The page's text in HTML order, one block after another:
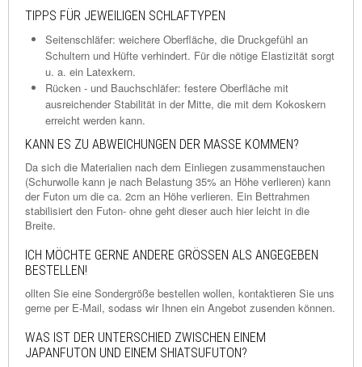
TIPPS FÜR JEWEILIGEN SCHLAFTYPEN
Seitenschläfer: weichere Oberfläche, die Druckgefühl an
Schultern und Hüfte verhindert. Für die nötige Elastizität sorgt
u. a. ein Latexkern.
Rücken - und Bauchschläfer: festere Oberfläche mit
ausreichender Stabilität in der Mitte, die mit dem Kokoskern
erreicht werden kann.
KANN ES ZU ABWEICHUNGEN DER MASSE KOMMEN?
Da sich die Materialien nach dem Einliegen zusammenstauchen
(Schurwolle kann je nach Belastung 35% an Höhe verlieren) kann
der Futon um die ca. 2cm an Höhe verlieren. Ein Bettrahmen
stabilisiert den Futon- ohne geht dieser auch hier leicht in die
Breite.
ICH MÖCHTE GERNE ANDERE GRÖSSEN ALS ANGEGEBEN B
ESTELLEN!
ollten Sie eine Sondergröße bestellen wollen, kontaktieren Sie uns
gerne per E-Mail, sodass wir Ihnen ein Angebot zusenden können.
WAS IST DER UNTERSCHIED ZWISCHEN EINEM
JAPANFUTON UND EINEM SHIATSUFUTON?